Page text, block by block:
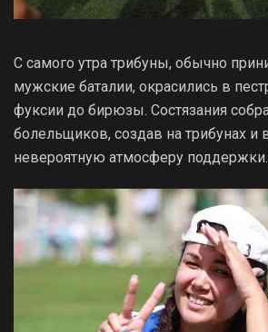
С самого утра трибуны, обычно
мужские баталии, окрасились в
фуксии до бирюзы. Состязания
болельщиков, создав на трибунах и
невероятную атмосферу поддержки.